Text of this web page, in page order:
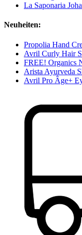
La Saponaria
Neuheiten:
Propolia Hand
Avril Curly Hair
FREE! Organics
Arista Ayurveda
Avril Pro Âge+